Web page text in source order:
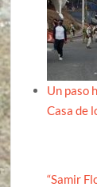
Un paso
Casa de
“Samir